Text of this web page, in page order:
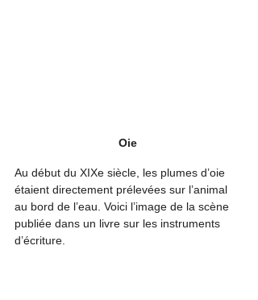
Oie
Au début du XIXe siècle, les plumes d’oie
étaient directement prélevées sur l’animal
au bord de l’eau. Voici l’image de la scène
publiée dans un livre sur les instruments
d’écriture.